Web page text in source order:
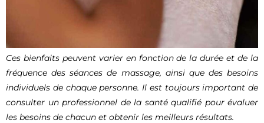
Ces bienfaits peuvent varier en fonction de la durée et de la
fréquence des séances de massage, ainsi que des besoins
individuels de chaque personne. Il est toujours important de
consulter un professionnel de la santé qualifié pour évaluer
les besoins de chacun et obtenir les meilleurs résultats.